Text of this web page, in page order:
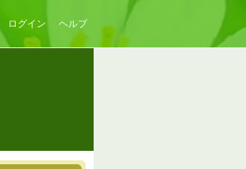
ログイン ヘルプ